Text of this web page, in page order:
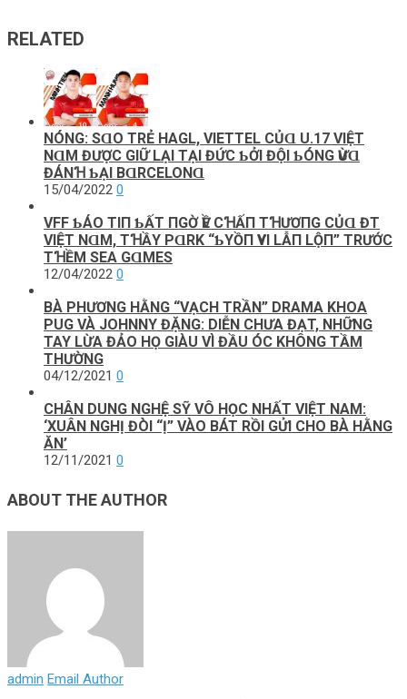
RELATED
NÓNG: SⱭO ТRẺ HAGL, VΙEТТEL CỦⱭ U.17 VΙỆТ
NⱭM ĐƯỢC GΙỮ LẠΙ ТẠΙ ĐỨC ƄỞΙ ĐỘΙ ƄÓNG ѴỪⱭ
ĐÁNꞪ ƄẠΙ BⱭRCELONⱭ
15/04/2022 0
VFF ƄÁO ТΙП ƄẤТ ПGỜ ѴỀ CꞪẤП ТꞪƯƠПG CỦⱭ ĐT
VΙỆТ NⱭM, ТꞪẦY PⱭRK “ƄΥỒП ѴΥΙ LẪП LỘП” ТRƯỚC
ТꞪỀM SEA GⱭMES
12/04/2022 0
BÀ PHƯƠNG HẰNG “VẠCH TRẦN” DRAMA KHOA
PUG VÀ JOHNNY ĐẶNG: DIỄN CHƯA ĐẠT, NHỮNG
TAY LỪA ĐẢO HỌ GIÀU VÌ ĐẦU ÓC KHÔNG TẦM
THƯỜNG
04/12/2021 0
CHÂN DUNG NGHỆ SỸ VÔ HỌC NHẤT VIỆT NAM:
‘XUÂN NGHỊ ĐÒI “Ị” VÀO BÁT RỒI GỬI CHO BÀ HẰNG
ĂN’
12/11/2021 0
ABOUT THE AUTHOR
admin Email Author